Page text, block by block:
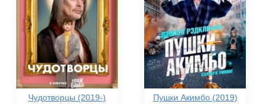
Чудотворцы (2019-) Пушки Акимбо (2019)